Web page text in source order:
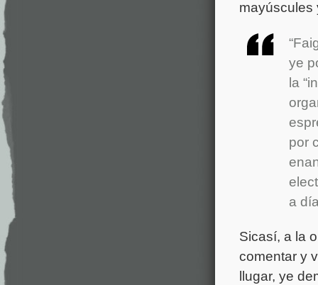
mayúscules
ye
la
por
a
Sicasí, a la
comentar y
llugar, ye